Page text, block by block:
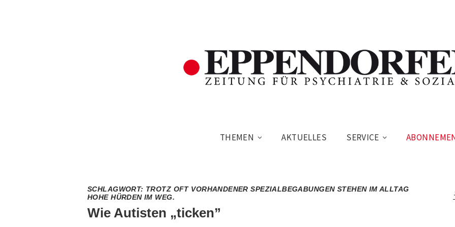
THEMEN AKTUELLES SERVICE
SCHLAGWORT: TROTZ OFT VORHANDENER SPEZIALBEGABUNGEN STEHEN IM ALLTAG
HOHE HÜRDEN IM WEG.
Wie Autisten „ticken”